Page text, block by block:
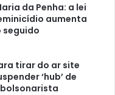
da Penha: a lei
aumenta
seguido
tirar do ar site
‘hub’ de